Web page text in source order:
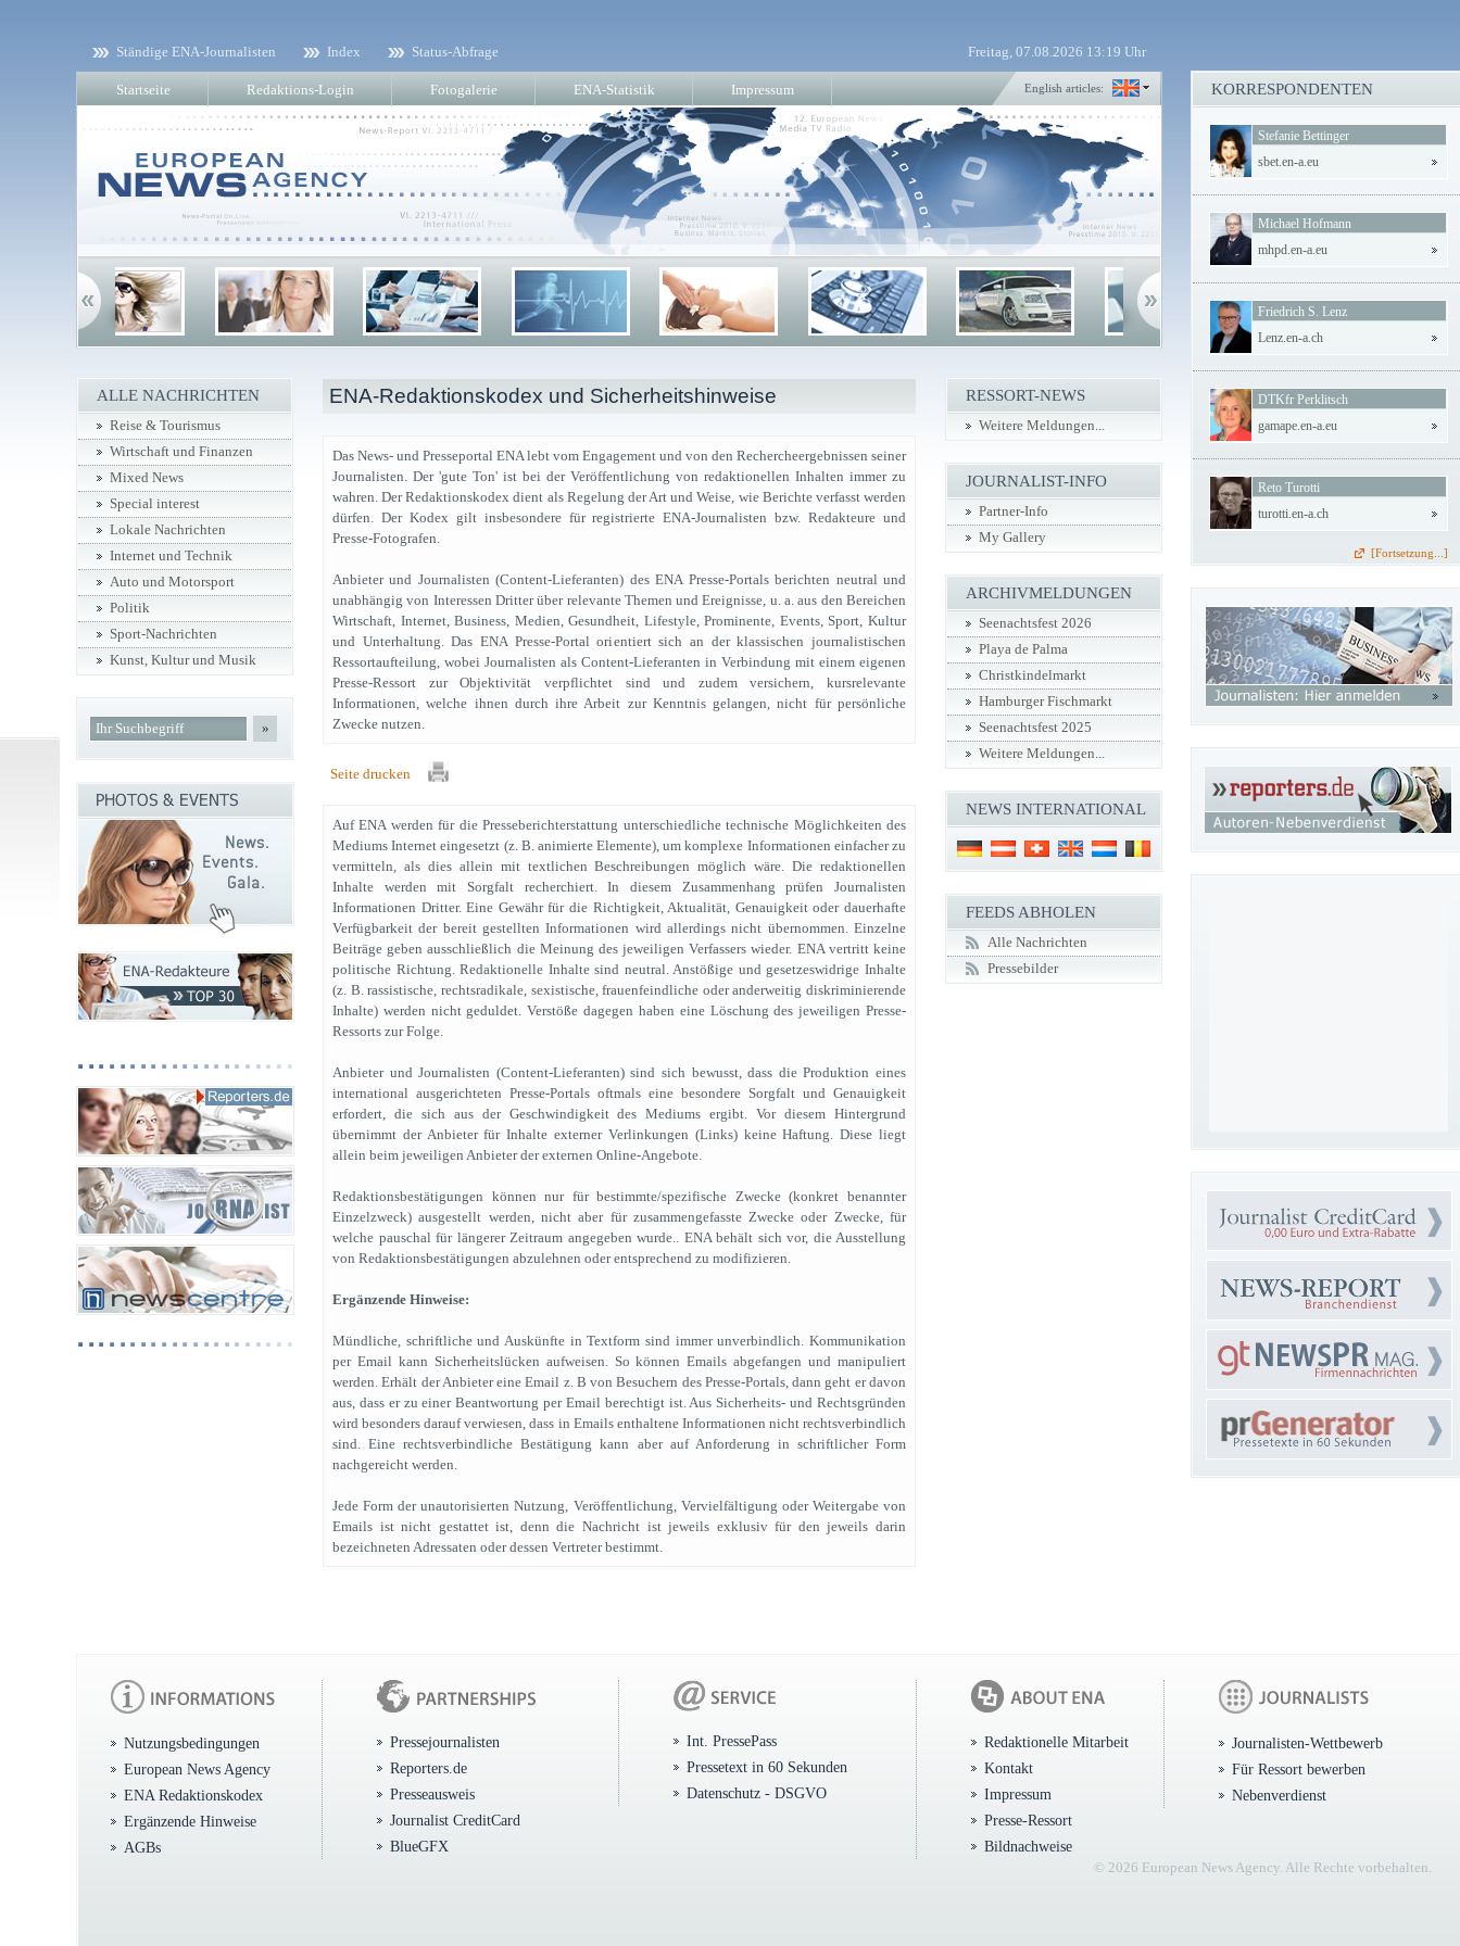
Ständige ENA-Journalisten Index Status-Abfrage Freitag, 07.08.2026 13:19 Uhr
Startseite Redaktions-Login Fotogalerie ENA-Statistik Impressum English articles:
ENA-Redaktionskodex und Sicherheitshinweise
Das News- und Presseportal ENA lebt vom Engagement und von den Rechercheergebnissen seiner
Journalisten. Der 'gute Ton' ist bei der Veröffentlichung von redaktionellen Inhalten immer zu
wahren. Der Redaktionskodex dient als Regelung der Art und Weise, wie Berichte verfasst werden
dürfen. Der Kodex gilt insbesondere für registrierte ENA-Journalisten bzw. Redakteure und
Presse-Fotografen.
Anbieter und Journalisten (Content-Lieferanten) des ENA Presse-Portals berichten neutral und
unabhängig von Interessen Dritter über relevante Themen und Ereignisse, u. a. aus den Bereichen
Wirtschaft, Internet, Business, Medien, Gesundheit, Lifestyle, Prominente, Events, Sport, Kultur
und Unterhaltung. Das ENA Presse-Portal orientiert sich an der klassischen journalistischen
Ressortaufteilung, wobei Journalisten als Content-Lieferanten in Verbindung mit einem eigenen
Presse-Ressort zur Objektivität verpflichtet sind und zudem versichern, kursrelevante
Informationen, welche ihnen durch ihre Arbeit zur Kenntnis gelangen, nicht für persönliche
Zwecke nutzen.
Seite drucken
Auf ENA werden für die Presseberichterstattung unterschiedliche technische Möglichkeiten des
Mediums Internet eingesetzt (z. B. animierte Elemente), um komplexe Informationen einfacher zu
vermitteln, als dies allein mit textlichen Beschreibungen möglich wäre. Die redaktionellen
Inhalte werden mit Sorgfalt recherchiert. In diesem Zusammenhang prüfen Journalisten
Informationen Dritter. Eine Gewähr für die Richtigkeit, Aktualität, Genauigkeit oder dauerhafte
Verfügbarkeit der bereit gestellten Informationen wird allerdings nicht übernommen. Einzelne
Beiträge geben ausschließlich die Meinung des jeweiligen Verfassers wieder. ENA vertritt keine
politische Richtung. Redaktionelle Inhalte sind neutral. Anstößige und gesetzeswidrige Inhalte
(z. B. rassistische, rechtsradikale, sexistische, frauenfeindliche oder anderweitig diskriminierende
Inhalte) werden nicht geduldet. Verstöße dagegen haben eine Löschung des jeweiligen Presse-
Ressorts zur Folge.
Anbieter und Journalisten (Content-Lieferanten) sind sich bewusst, dass die Produktion eines
international ausgerichteten Presse-Portals oftmals eine besondere Sorgfalt und Genauigkeit
erfordert, die sich aus der Geschwindigkeit des Mediums ergibt. Vor diesem Hintergrund
übernimmt der Anbieter für Inhalte externer Verlinkungen (Links) keine Haftung. Diese liegt
allein beim jeweiligen Anbieter der externen Online-Angebote.
Redaktionsbestätigungen können nur für bestimmte/spezifische Zwecke (konkret benannter
Einzelzweck) ausgestellt werden, nicht aber für zusammengefasste Zwecke oder Zwecke, für
welche pauschal für längerer Zeitraum angegeben wurde.. ENA behält sich vor, die Ausstellung
von Redaktionsbestätigungen abzulehnen oder entsprechend zu modifizieren.
Ergänzende Hinweise:
Mündliche, schriftliche und Auskünfte in Textform sind immer unverbindlich. Kommunikation
per Email kann Sicherheitslücken aufweisen. So können Emails abgefangen und manipuliert
werden. Erhält der Anbieter eine Email z. B von Besuchern des Presse-Portals, dann geht er davon
aus, dass er zu einer Beantwortung per Email berechtigt ist. Aus Sicherheits- und Rechtsgründen
wird besonders darauf verwiesen, dass in Emails enthaltene Informationen nicht rechtsverbindlich
sind. Eine rechtsverbindliche Bestätigung kann aber auf Anforderung in schriftlicher Form
nachgereicht werden.
Jede Form der unautorisierten Nutzung, Veröffentlichung, Vervielfältigung oder Weitergabe von
Emails ist nicht gestattet ist, denn die Nachricht ist jeweils exklusiv für den jeweils darin
bezeichneten Adressaten oder dessen Vertreter bestimmt.
ALLE NACHRICHTEN
Reise & Tourismus
Wirtschaft und Finanzen
Mixed News
Special interest
Lokale Nachrichten
Internet und Technik
Auto und Motorsport
Politik
Sport-Nachrichten
Kunst, Kultur und Musik
»
RESSORT-NEWS
Weitere Meldungen...
JOURNALIST-INFO
Partner-Info
My Gallery
ARCHIVMELDUNGEN
Seenachtsfest 2026
Playa de Palma
Christkindelmarkt
Hamburger Fischmarkt
Seenachtsfest 2025
Weitere Meldungen...
NEWS INTERNATIONAL
FEEDS ABHOLEN
Alle Nachrichten
Pressebilder
KORRESPONDENTEN
Stefanie Bettinger
sbet.en-a.eu
Michael Hofmann
mhpd.en-a.eu
Friedrich S. Lenz
Lenz.en-a.ch
DTKfr Perklitsch
gamape.en-a.eu
Reto Turotti
turotti.en-a.ch
[Fortsetzung...]
Nutzungsbedingungen
European News Agency
ENA Redaktionskodex
Ergänzende Hinweise
AGBs
Pressejournalisten
Reporters.de
Presseausweis
Journalist CreditCard
BlueGFX
Int. PressePass
Pressetext in 60 Sekunden
Datenschutz - DSGVO
Redaktionelle Mitarbeit
Kontakt
Impressum
Presse-Ressort
Bildnachweise
Journalisten-Wettbewerb
Für Ressort bewerben
Nebenverdienst
© 2026 European News Agency. Alle Rechte vorbehalten.